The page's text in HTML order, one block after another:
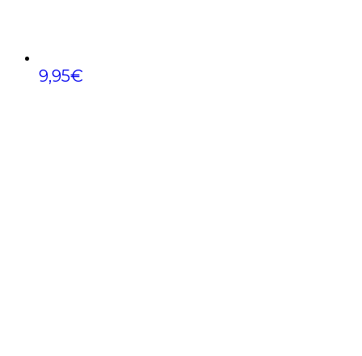
9,95€